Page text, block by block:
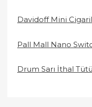
Davidoff Mini
Pall Mall Nano
Drum Sarı İthal